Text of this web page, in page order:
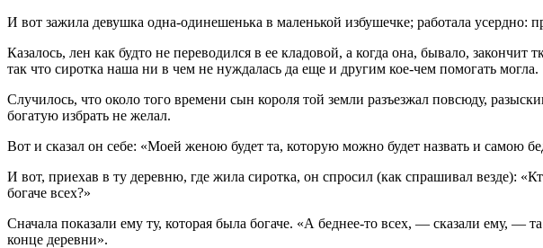
И вот зажила девушка одна-одинешенька в маленькой избушечке; работала
Казалось, лен как будто не переводился в ее кладовой, а когда она, бывало,
так что сиротка наша ни в чем не нуждалась да еще и другим кое-чем помогать могла.
Случилось, что около того времени сын короля той земли разъезжал повсюду,
богатую избрать не желал.
Вот и сказал он себе: «Моей женою будет та, которую можно будет назвать и самою
И вот, приехав в ту деревню, где жила сиротка, он спросил (как спрашивал везде):
богаче всех?»
Сначала показали ему ту, которая была богаче. «А беднее-то всех, — сказали ему, —
конце деревни».